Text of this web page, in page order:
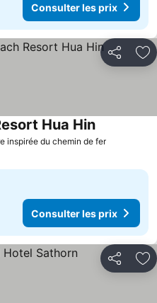
Consulter les prix
Partager
inspirée du chemin de fer
Hua HinConsulter
Consulter les prix
Partager